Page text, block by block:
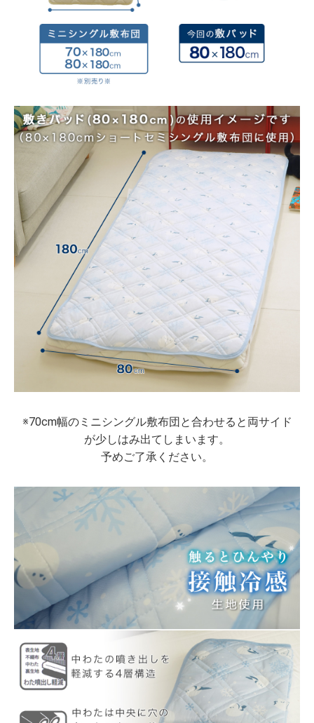
※70cm幅のミニシングル敷布団と合わせると両サイド
が少しはみ出てしまいます。
予めご了承ください。